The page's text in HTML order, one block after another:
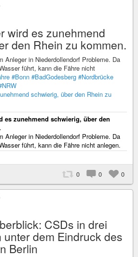
wird es zunehmend
den Rhein zu kommen.
Anleger in Niederdollendorf Probleme. Da
führt, kann die Fähre nicht
#Bonn #BadGodesberg #Nordbrücke
schwierig, über den Rhein zu
es zunehmend schwierig, über den
Anleger in Niederdollendorf Probleme. Da
führt, kann die Fähre nicht anlegen.
0 0 0
CSDs in drei
unter dem Eindruck des
Berlin